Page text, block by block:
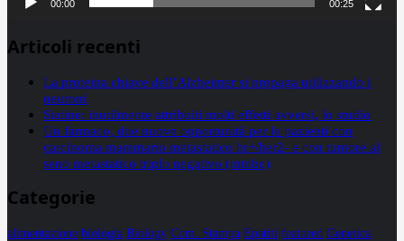
00:00 00:25
Articoli recenti
La proteina chiave dell’Alzheimer si propaga utilizzando i
neuroni
Statine: inutilmente attribuiti molti effetti avversi, lo studio
Un farmaco, due nuove opportunità per le pazienti con
carcinoma mammario metastatico hr+/her2- e con tumore al
seno metastatico triplo negativo (mtnbc)
Categorie
alimentazione biologia Biology Com. Stampa Epatiti featured Genetica